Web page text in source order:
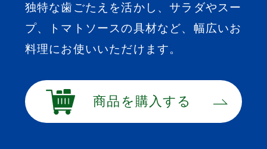
独特な歯ごたえを活かし、サラダやスー
プ、トマトソースの具材など、幅広いお
料理にお使いいただけます。
商品を購入する